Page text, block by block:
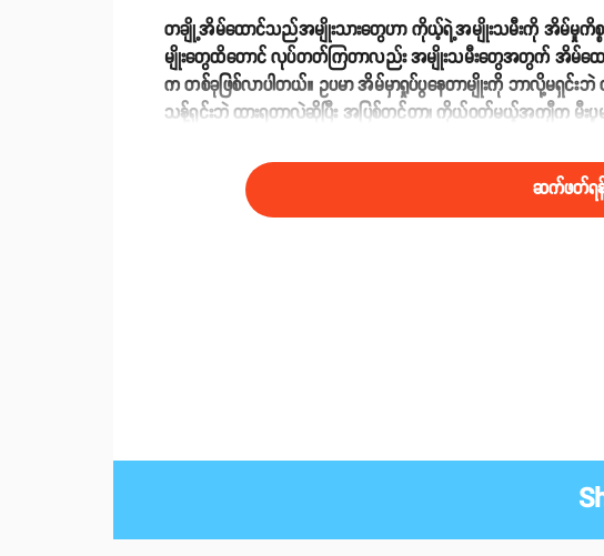
တချို့အိမ်ထောင်သည်အမျိုးသားတွေဟာ ကိုယ့်ရဲ့အမျိုးသမီးကို အိမ်မှုကိစ္
မျိုးတွေထိတောင် လုပ်တတ်ကြတာလည်း အမျိုးသမီးတွေအတွက် အိမ်ထေ
က တစ်ခုဖြစ်လာပါတယ်။ ဥပမာ အိမ်မှာရှုပ်ပွနေတာမျိုးကို ဘာလို့မရှင်းဘဲ
သန့်ရှင်းဘဲ ထားရတာလဲဆိုပြီး အပြစ်တင်တာ၊ ကိုယ်ဝတ်မယ့်အကျီက မီး
ဆက်ဖတ်ရ